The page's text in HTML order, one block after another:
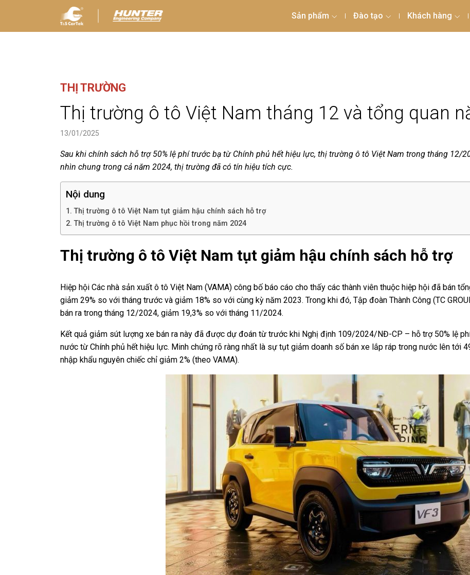
Sản phẩm Đào tạo Khách hàng
THỊ TRƯỜNG
Thị trường ô tô Việt Nam tháng 12 và tổng quan
13/01/2025
Sau khi chính sách hỗ trợ 50% lệ phí trước bạ từ Chính phủ hết hiệu lực, thị trường ô tô Việt Nam trong tháng 12/
nhìn chung trong cả năm 2024, thị trường đã có tín hiệu tích cực.
Nội dung
Thị trường ô tô Việt Nam tụt giảm hậu chính sách hỗ trợ
Thị trường ô tô Việt Nam phục hồi trong năm 2024
Thị trường ô tô Việt Nam tụt giảm hậu chính sách hỗ trợ
Hiệp hội Các nhà sản xuất ô tô Việt Nam (VAMA) công bố báo cáo cho thấy các thành viên thuộc hiệp hội đã bán
giảm 29% so với tháng trước và giảm 18% so với cùng kỳ năm 2023. Trong khi đó, Tập đoàn Thành Công (TC
bán ra trong tháng 12/2024, giảm 19,3% so với tháng 11/2024.
Kết quả giảm sút lượng xe bán ra này đã được dự đoán từ trước khi Nghị định 109/2024/NĐ-CP – hỗ trợ 50% lệ
nước từ Chính phủ hết hiệu lực. Minh chứng rõ ràng nhất là sự tụt giảm doanh số bán xe lắp ráp trong nước lên tới
nhập khẩu nguyên chiếc chỉ giảm 2% (theo VAMA).